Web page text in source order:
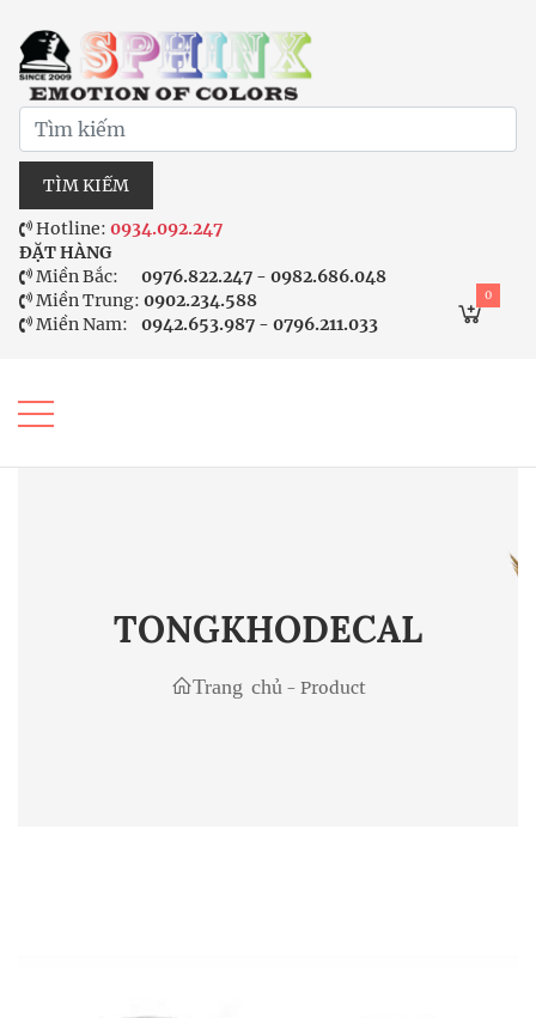
TÌM KIẾM
Hotline: 0934.092.247
ĐẶT HÀNG
Miền Bắc:
0976.822.247 - 0982.686.048
Miền Trung: 0902.234.588
Miền Nam:
0942.653.987 - 0796.211.033
0
TONGKHODECAL
Trang chủ - Product